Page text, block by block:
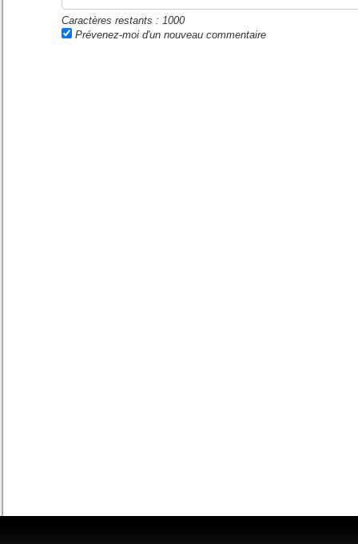
Caractères restants : 1000
Prévenez-moi d'un nouveau commentaire